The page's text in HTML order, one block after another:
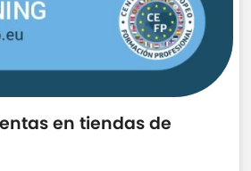
en tiendas de